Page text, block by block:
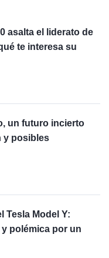
asalta el liderato de
te interesa su
un futuro incierto
y posibles
Tesla Model Y:
polémica por un